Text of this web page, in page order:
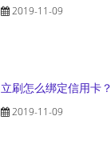
2019-11-09
立刷怎么绑定信用卡？
2019-11-09